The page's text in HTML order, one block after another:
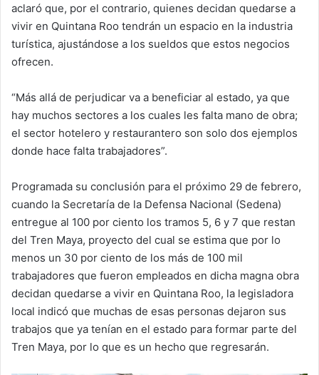
aclaró que, por el contrario, quienes decidan quedarse a
vivir en Quintana Roo tendrán un espacio en la industria
turística, ajustándose a los sueldos que estos negocios
ofrecen.
“Más allá de perjudicar va a beneficiar al estado, ya que
hay muchos sectores a los cuales les falta mano de obra;
el sector hotelero y restaurantero son solo dos ejemplos
donde hace falta trabajadores”.
Programada su conclusión para el próximo 29 de febrero,
cuando la Secretaría de la Defensa Nacional (Sedena)
entregue al 100 por ciento los tramos 5, 6 y 7 que restan
del Tren Maya, proyecto del cual se estima que por lo
menos un 30 por ciento de los más de 100 mil
trabajadores que fueron empleados en dicha magna obra
decidan quedarse a vivir en Quintana Roo, la legisladora
local indicó que muchas de esas personas dejaron sus
trabajos que ya tenían en el estado para formar parte del
Tren Maya, por lo que es un hecho que regresarán.